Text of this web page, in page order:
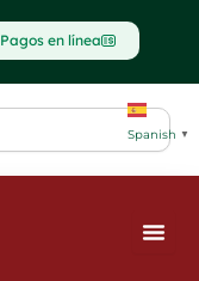
Pagos en línea
Spanish ▼